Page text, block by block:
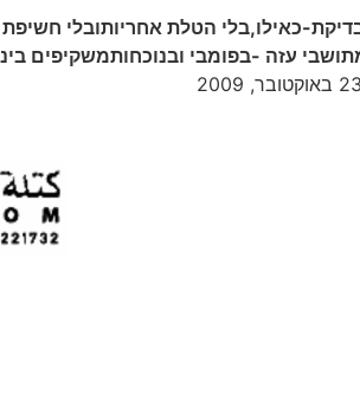
כאילו,בלי הטלת אחריותובלי
עזה -בפומבי ובנוכחותמשקיפים